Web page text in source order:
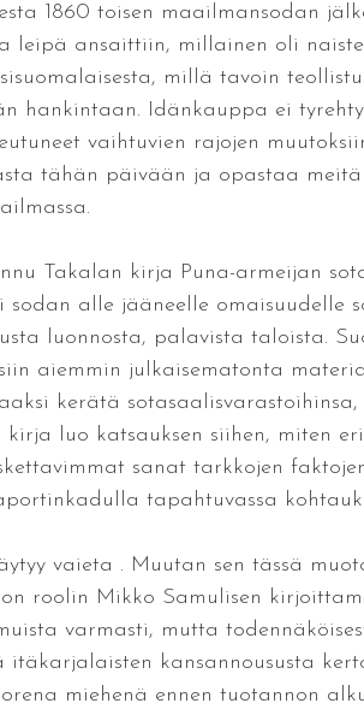
1860 toisen maailmansodan
leipä ansaittiin, millainen oli
millä tavoin
hankintaan. Idänkauppa ei
vaihtuvien rajojen
tähän päivään ja opastaa meitä
Takalan kirja Puna-armeijan
alle jääneelle omaisuudelle
luonnosta, palavista taloista.
aiemmin julkaisematonta
kerätä
luo katsauksen siihen, miten
sanat tarkkojen
tapahtuvassa
vaieta . Muutan sen tässä
roolin Mikko Samulisen
varmasti, mutta
kansannoususta
miehenä ennen tuotannon